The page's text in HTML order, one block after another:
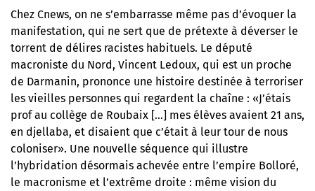
Chez Cnews, on ne s’embarrasse même pas d’évoquer la
manifestation, qui ne sert que de prétexte à déverser le
torrent de délires racistes habituels. Le député
macroniste du Nord, Vincent Ledoux, qui est un proche
de Darmanin, prononce une histoire destinée à terroriser
les vieilles personnes qui regardent la chaîne : «J’étais
prof au collège de Roubaix […] mes élèves avaient 21 ans,
en djellaba, et disaient que c’était à leur tour de nous
coloniser». Une nouvelle séquence qui illustre
l’hybridation désormais achevée entre l’empire Bolloré,
le macronisme et l’extrême droite : même vision du